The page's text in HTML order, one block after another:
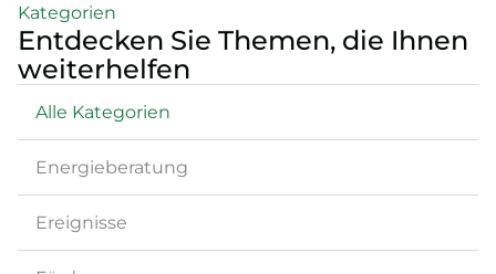
Kategorien
Entdecken Sie Themen, die Ihnen
weiterhelfen
Energieberatung
Ereignisse
Alle Kategorien